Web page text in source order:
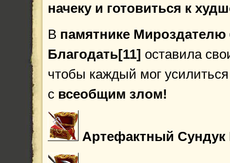
начеку и готовиться к
В памятнике Мироздателю
Благодать[11] оставила
чтобы каждый мог
с всеобщим злом!
Артефактный